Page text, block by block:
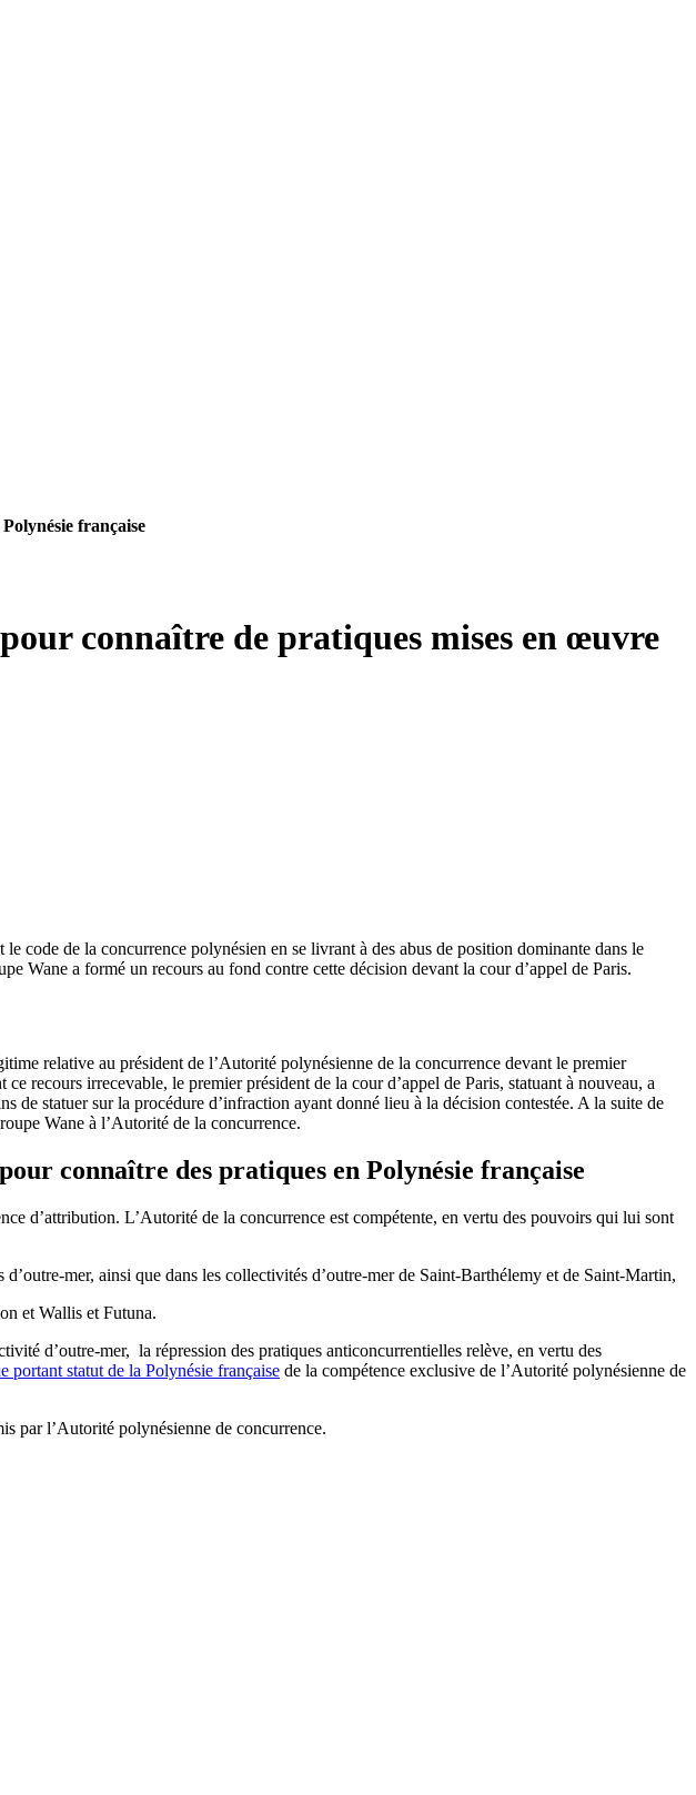
française
connaître de pratiques mises en œuvre
code de la concurrence polynésien en se livrant à des abus de position dominante dans le
Wane a formé un recours au fond contre cette décision devant la cour d’appel de Paris.
relative au président de l’Autorité polynésienne de la concurrence devant le premier
recours irrecevable, le premier président de la cour d’appel de Paris, statuant à nouveau, a
statuer sur la procédure d’infraction ayant donné lieu à la décision contestée. A la suite de
Wane à l’Autorité de la concurrence.
connaître des pratiques en Polynésie française
d’attribution. L’Autorité de la concurrence est compétente, en vertu des pouvoirs qui lui sont
ainsi que dans les collectivités d’outre‑mer de Saint‑Barthélemy et de Saint‑Martin,
et Wallis et Futuna.
d’outre-mer, la répression des pratiques anticoncurrentielles relève, en vertu des
portant statut de la Polynésie française de la compétence exclusive de l’Autorité polynésienne de
par l’Autorité polynésienne de concurrence.